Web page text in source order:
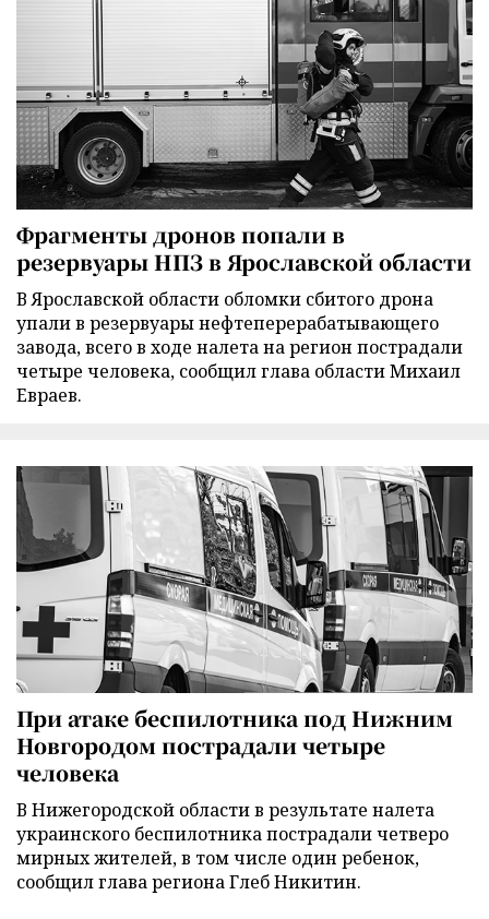
Фрагменты дронов попали в
резервуары НПЗ в Ярославской области
В Ярославской области обломки сбитого дрона
упали в резервуары нефтеперерабатывающего
завода, всего в ходе налета на регион пострадали
четыре человека, сообщил глава области Михаил
Евраев.
При атаке беспилотника под Нижним
Новгородом пострадали четыре
человека
В Нижегородской области в результате налета
украинского беспилотника пострадали четверо
мирных жителей, в том числе один ребенок,
сообщил глава региона Глеб Никитин.